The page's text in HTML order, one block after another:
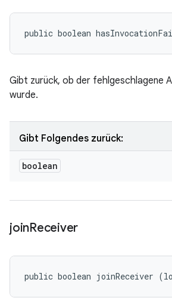
public boolean
Gibt zurück, ob der fehlgeschlagene
wurde.
Gibt Folgendes zurück:
boolean
joinReceiver
public boolean joinReceiver